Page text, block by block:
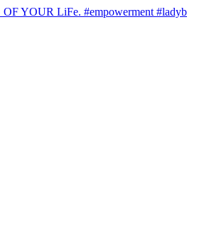
YOUR LiFe. #empowerment #ladyb